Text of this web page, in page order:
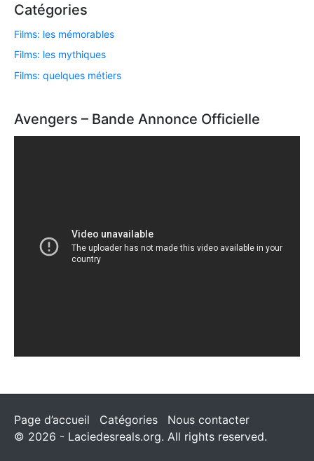
Catégories
Films: les mémorables
Films: les mythiques
Films: quelques métiers
Avengers – Bande Annonce Officielle
Page d’accueil Catégories
Nous contacter
© 2026 - Laciedesreals.org. All rights reserved.